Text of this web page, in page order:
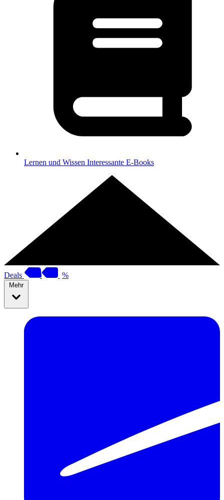
Lernen und Wissen Interessante E-Books
Deals %
Mehr